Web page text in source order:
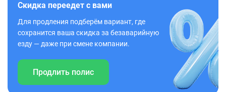
Скидка переедет с вами
Для продления подберём вариант, где
сохранится ваша скидка за безаварийную
езду — даже при смене компании.
Продлить полис